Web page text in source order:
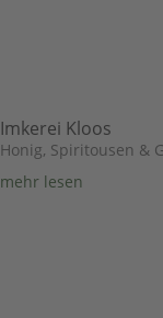
Imkerei Kloos
Honig, Spiritousen &
mehr lesen